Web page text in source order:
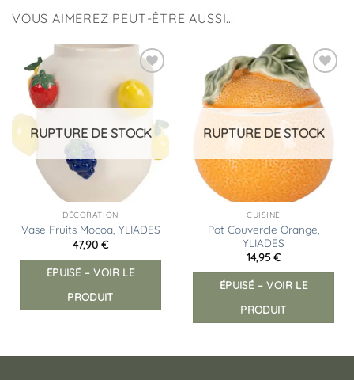
VOUS AIMEREZ PEUT-ÊTRE AUSSI…
Ajouter
à la
liste
d’envies
RUPTURE DE STOCK
DÉCORATION
Vase Fruits Mocoa, YLIADES
47,90 €
ÉPUISÉ – VOIR LE
PRODUIT
Ajouter
à la
liste
RUPTURE DE STOCK
CUISINE
Pot Couvercle Orange,
YLIADES
14,95€
ÉPUISÉ – VOIR LE
PRODUIT